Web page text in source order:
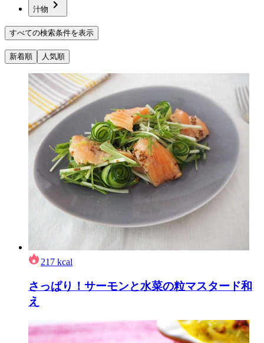
汁物
すべての検索条件を表示
新着順 人気順
217 kcal
さっぱり！サーモンと水菜の粒マスタード和
え